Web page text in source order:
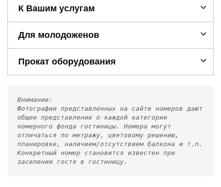
К Вашим услугам
Для молодоженов
Прокат оборудования
Внимание:
Фотографии представленных на сайте номеров дают
общее представление о каждой категории
номерного фонда гостиницы. Номера могут
отличаться по метражу, цветовому решению,
планировке, наличием/отсутствием балкона и т.п.
Конкретный номер становится известен при
заселении гостя в гостиницу.